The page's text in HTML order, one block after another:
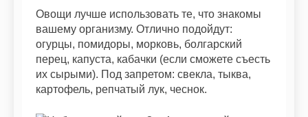
Овощи лучше использовать те, что знакомы
вашему организму. Отлично подойдут:
огурцы, помидоры, морковь, болгарский
перец, капуста, кабачки (если сможете съесть
их сырыми). Под запретом: свекла, тыква,
картофель, репчатый лук, чеснок.